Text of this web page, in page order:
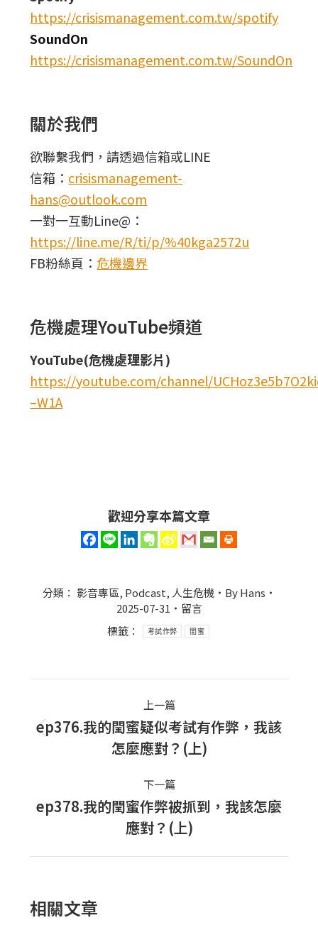
https://crisismanagement.com.tw/spotify
SoundOn
https://crisismanagement.com.tw/SoundOn
關於我們
欲聯繫我們，請透過信箱或LINE
信箱： crisismanagement-
hans@outlook.com
一對一互動Line@：
https://line.me/R/ti/p/%40kga2572u
FB粉絲頁： 危機邊界
危機處理YouTube頻道
YouTube(危機處理影片)
https://youtube.com/channel/
–W1A
歡迎分享本篇文章
分類： 影音專區, Podcast, 人生危機 ByHans
2025-07-31
留言
標籤：
考試作弊 閨蜜
navigation
上一篇
上
一
篇
文
章：
ep376.我的閏蜜疑似考試有作弊，我該
怎麼應對？(上)
下一篇
下
一
篇
ep378.我的閏蜜作弊被抓到，我該怎麼
應對？(上)
相關文章